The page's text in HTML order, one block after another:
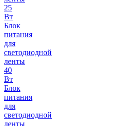
25
Вт
Блок
питания
для
светодиодной
ленты
40
Вт
Блок
питания
для
светодиодной
ленты